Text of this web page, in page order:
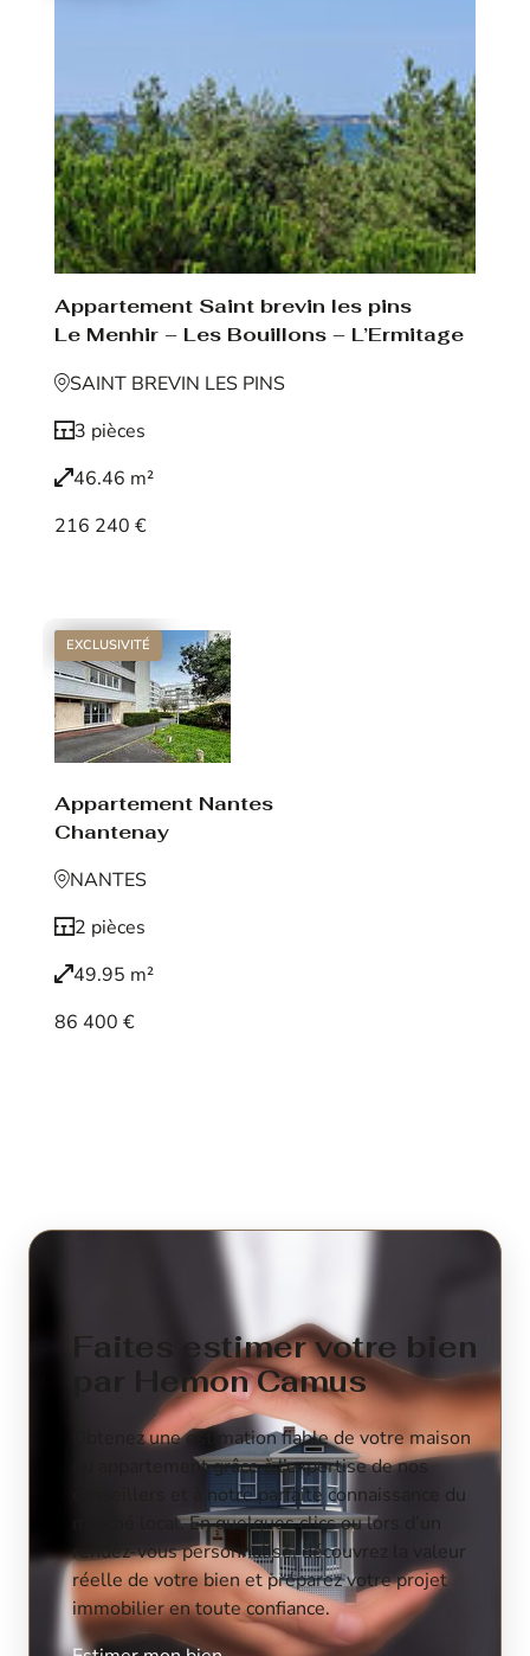
Appartement Saint brevin les pins
Le Menhir – Les Bouillons – L’Ermitage
SAINT BREVIN LES PINS
3 pièces
46.46 m²
216 240 €
EXCLUSIVITÉ
Appartement Nantes
Chantenay
NANTES
2 pièces
49.95 m²
86 400 €
Faites estimer votre bien
par Hemon Camus
Obtenez une estimation fiable de votre maison
ou appartement grâce à l’expertise de nos
conseillers et à notre parfaite connaissance du
marché local. En quelques clics ou lors d’un
rendez-vous personnalisé, découvrez la valeur
réelle de votre bien et préparez votre projet
immobilier en toute confiance.